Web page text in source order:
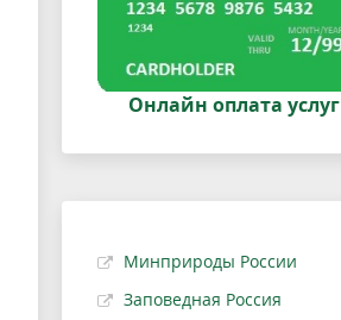
Онлайн оплата услуг
Минприроды России
Заповедная Россия